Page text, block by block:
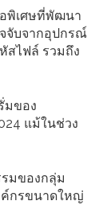
พิเศษที่พัฒนา
จจับจากอุปกรณ์
สไฟล์ รวมถึง
มของ
แม้ในช่วง
มของกลุ่ม
ค์กรขนาดใหญ่